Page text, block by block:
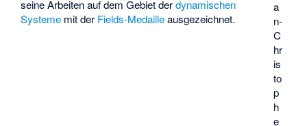
a
n-
C
hr
is
to
p
h
e
seine Arbeiten auf dem Gebiet derdynamischen
Systeme mit der Fields-Medailleausgezeichnet.